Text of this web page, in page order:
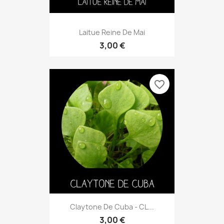
Laitue Reine De Mai
3,00 €
Claytone De Cuba - CL...
3,00 €
favorite_border